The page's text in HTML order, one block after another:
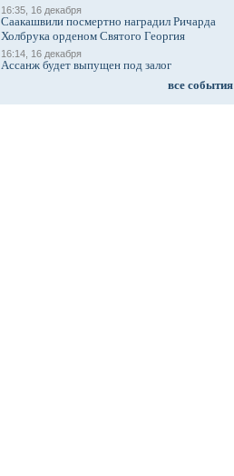
16:35, 16 декабря
Саакашвили посмертно наградил Ричарда
Холбрука орденом Святого Георгия
16:14, 16 декабря
Ассанж будет выпущен под залог
все события